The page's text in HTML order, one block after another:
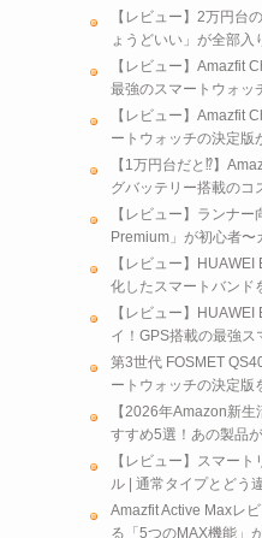
【レビュー】2万円台
ょうどいい」が全部
【レビュー】Amazfit
最強のスマートウォッ
【レビュー】Amazfit
ートウォッチの決定版
【1万円台だと⁉︎】
グバッテリー搭載のコ
【レビュー】ランナ
Premium」が初心者〜
【レビュー】
化したスマートバンド
【レビュー】
イ！GPS搭載の最強ス
第3世代 FOSMET
ートウォッチの決定版
【2026年Amazon新
すすめ5選！あの製品
【レビュー】スマー
ル | 通常タイプとどう
Amazfit Active Maxレ
る「5つのMAX機能」